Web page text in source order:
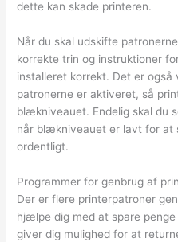
dette kan skade printeren.
Når du skal udskifte
korrekte trin og instruktioner
installeret korrekt. Det er
patronerne er aktiveret, så
blækniveauet. Endelig skal du
når blækniveauet er lavt for at
ordentligt.
Programmer for genbrug af
Der er flere printerpatroner
hjælpe dig med at spare
giver dig mulighed for at